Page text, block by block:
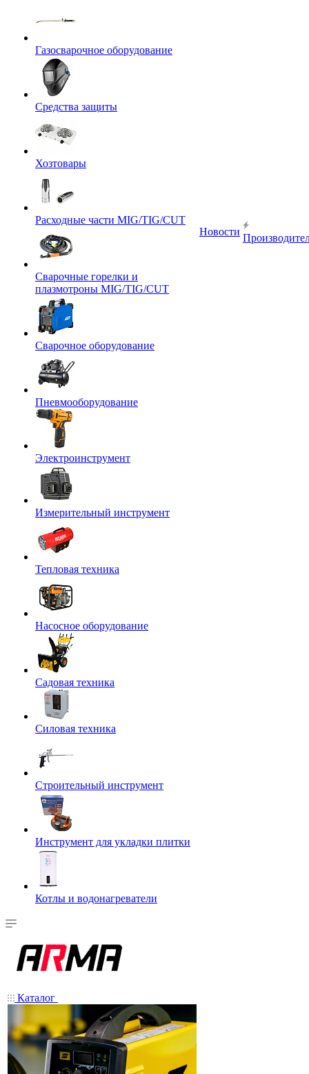
Газосварочное оборудование
Средства защиты
Хозтовары
Расходные части MIG/TIG/CUT
Сварочные горелки и
плазмотроны MIG/TIG/CUT
Сварочное оборудование
Пневмооборудование
Электроинструмент
Измерительный инструмент
Тепловая техника
Насосное оборудование
Садовая техника
Силовая техника
Строительный инструмент
Инструмент для укладки плитки
Котлы и водонагреватели
Новости
Каталог